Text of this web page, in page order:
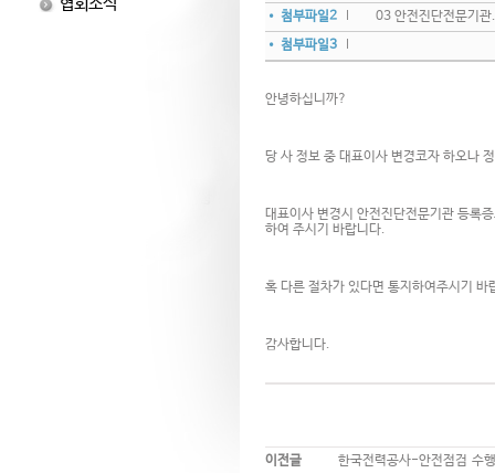
협회소식
• 첨부파일2
03 안전진단전문기
• 첨부파일3
안녕하십니까?
당 사 정보 중 대표이사 변경코자 하오나
대표이사 변경시 안전진단전문기관 등록
하여 주시기 바랍니다.
혹 다른 절차가 있다면 통지하여주시기 바
감사합니다.
이전글 한국전력공사-안전점검 수